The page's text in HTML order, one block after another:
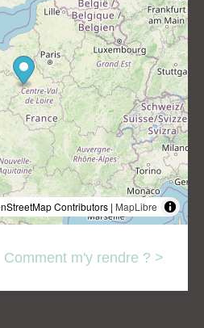
Contributors | MapLibre
Comment m'y rendre ? >